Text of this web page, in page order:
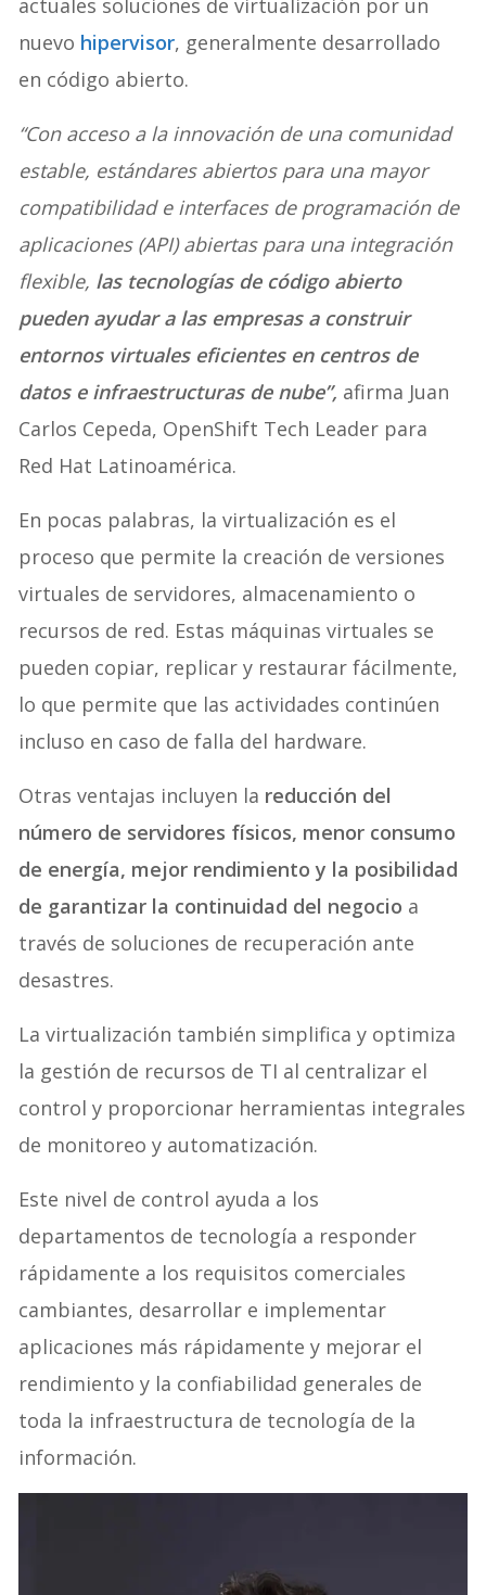
nuevo hipervisor, generalmente desarrollado
en código abierto.
“Con acceso a la innovación de una comunidad
estable, estándares abiertos para una mayor
compatibilidad e interfaces de programación de
aplicaciones (API) abiertas para una integración
flexible, las tecnologías de código abierto
pueden ayudar a las empresas a construir
entornos virtuales eficientes en centros de
datos e infraestructuras de nube”, afirma Juan
Carlos Cepeda, OpenShift Tech Leader para
Red Hat Latinoamérica.
En pocas palabras, la virtualización es el
proceso que permite la creación de versiones
virtuales de servidores, almacenamiento o
recursos de red. Estas máquinas virtuales se
pueden copiar, replicar y restaurar fácilmente,
lo que permite que las actividades continúen
incluso en caso de falla del hardware.
Otras ventajas incluyen la reducción del
número de servidores físicos, menor consumo
de energía, mejor rendimiento y la posibilidad
de garantizar la continuidad del negocio a
través de soluciones de recuperación ante
desastres.
La virtualización también simplifica y optimiza
la gestión de recursos de TI al centralizar el
control y proporcionar herramientas integrales
de monitoreo y automatización.
Este nivel de control ayuda a los
departamentos de tecnología a responder
rápidamente a los requisitos comerciales
cambiantes, desarrollar e implementar
aplicaciones más rápidamente y mejorar el
rendimiento y la confiabilidad generales de
toda la infraestructura de tecnología de la
información.